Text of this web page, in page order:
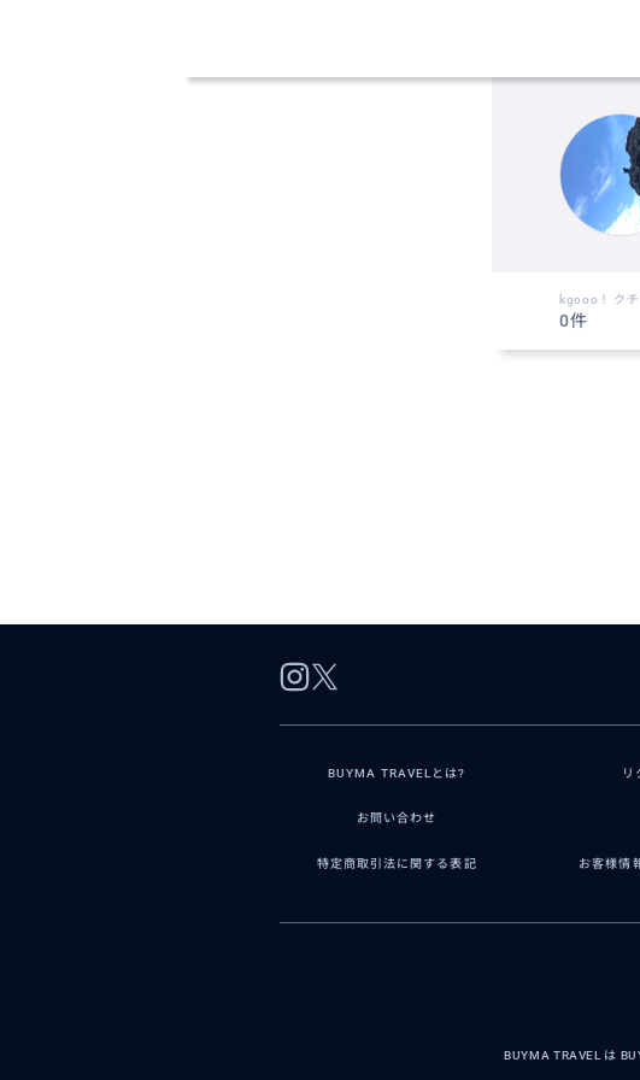
kgooo！ ク
0件
BUYMA TRAVELとは? リ
お問い合わせ
特定商取引法に関する表記 お客様情
BUYMA TRAVEL は